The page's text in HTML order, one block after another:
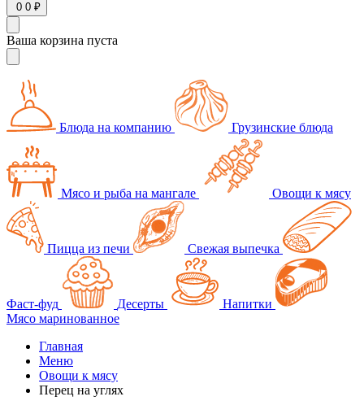
0 0 ₽
Ваша корзина пуста
Блюда на компанию Грузинские блюда
Мясо и рыба на мангале Овощи к мясу
Пицца из печи Свежая выпечка
Фаст-фуд Десерты
Напитки
Мясо маринованное
Главная
Меню
Овощи к мясу
Перец на углях